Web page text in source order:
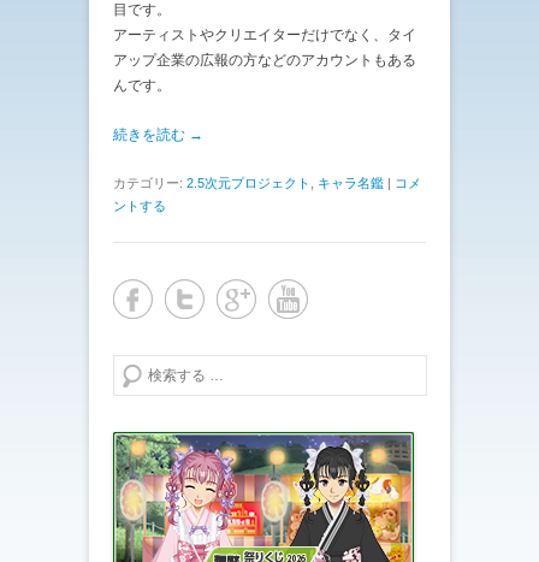
目です。
アーティストやクリエイターだけでなく、タイ
アップ企業の広報の方などのアカウントもある
んです。
続きを読む →
カテゴリー: 2.5次元プロジェクト キャラ名鑑 | コメ
ントする
検索する